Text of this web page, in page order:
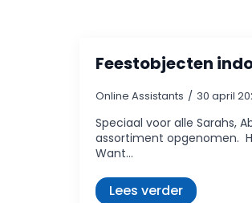
Feestobjecten
Online Assistants 30 april
Speciaal voor alle Sarahs,
assortiment opgenomen.
Want…
Lees verder